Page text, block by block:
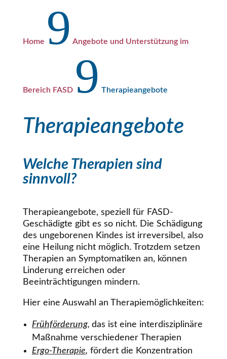
Home 9 Angebote und Unterstützung im
Bereich FASD 9 Therapieangebote
Therapieangebote
Welche Therapien sind
sinnvoll?
Therapieangebote, speziell für FASD-
Geschädigte gibt es so nicht. Die Schädigung
des ungeborenen Kindes ist irreversibel, also
eine Heilung nicht möglich. Trotzdem setzen
Therapien an Symptomatiken an, können
Linderung erreichen oder
Beeinträchtigungen mindern.
Hier eine Auswahl an Therapiemöglichkeiten:
Frühförderung, das ist eine interdisziplinäre
Maßnahme verschiedener Therapien
Ergo-Therapie, fördert die Konzentration